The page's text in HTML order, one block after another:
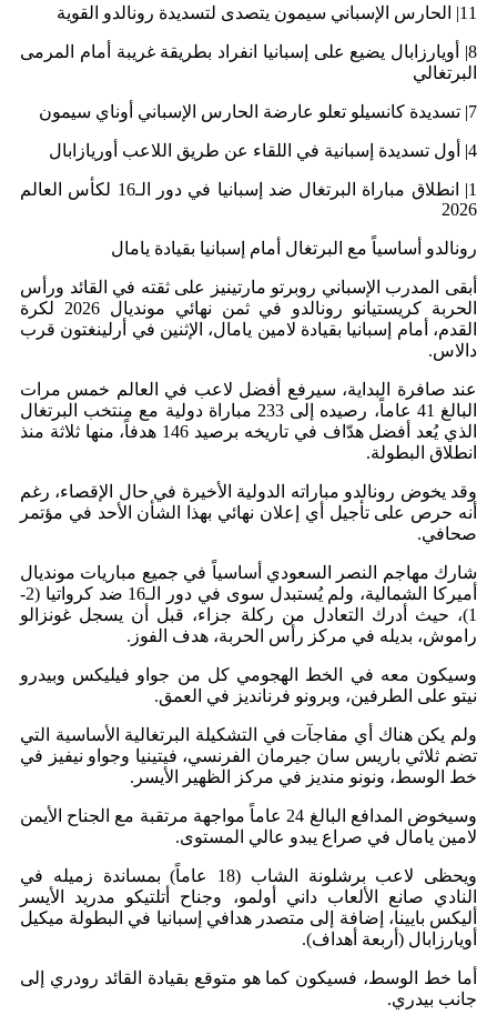
11| الحارس الإسباني سيمون يتصدى لتسديدة رونالدو القوية
8| أويارزابال يضيع على إسبانيا انفراد بطريقة غريبة أمام المرمى
البرتغالي
7| تسديدة كانسيلو تعلو عارضة الحارس الإسباني أوناي سيمون
4| أول تسديدة إسبانية في اللقاء عن طريق اللاعب أوريازابال
1| انطلاق مباراة البرتغال ضد إسبانيا في دور الـ16 لكأس العالم
2026
رونالدو أساسياً مع البرتغال أمام إسبانيا بقيادة يامال
أبقى المدرب الإسباني روبرتو مارتينيز على ثقته في القائد ورأس
الحربة كريستيانو رونالدو في ثمن نهائي مونديال 2026 لكرة
القدم، أمام إسبانيا بقيادة لامين يامال، الإثنين في أرلينغتون قرب
دالاس.
عند صافرة البداية، سيرفع أفضل لاعب في العالم خمس مرات
البالغ 41 عاماً، رصيده إلى 233 مباراة دولية مع منتخب البرتغال
الذي يُعد أفضل هدّاف في تاريخه برصيد 146 هدفاً، منها ثلاثة منذ
انطلاق البطولة.
وقد يخوض رونالدو مباراته الدولية الأخيرة في حال الإقصاء، رغم
أنه حرص على تأجيل أي إعلان نهائي بهذا الشأن الأحد في مؤتمر
صحافي.
شارك مهاجم النصر السعودي أساسياً في جميع مباريات مونديال
أميركا الشمالية، ولم يُستبدل سوى في دور الـ16 ضد كرواتيا (2-
1)، حيث أدرك التعادل من ركلة جزاء، قبل أن يسجل غونزالو
راموش، بديله في مركز رأس الحربة، هدف الفوز.
وسيكون معه في الخط الهجومي كل من جواو فيليكس وبيدرو
نيتو على الطرفين، وبرونو فرنانديز في العمق.
ولم يكن هناك أي مفاجآت في التشكيلة البرتغالية الأساسية التي
تضم ثلاثي باريس سان جيرمان الفرنسي، فيتينيا وجواو نيفيز في
خط الوسط، ونونو منديز في مركز الظهير الأيسر.
وسيخوض المدافع البالغ 24 عاماً مواجهة مرتقبة مع الجناح الأيمن
لامين يامال في صراع يبدو عالي المستوى.
ويحظى لاعب برشلونة الشاب (18 عاماً) بمساندة زميله في
النادي صانع الألعاب داني أولمو، وجناح أتلتيكو مدريد الأيسر
أليكس بايينا، إضافة إلى متصدر هدافي إسبانيا في البطولة ميكيل
أويارزابال (أربعة أهداف).
أما خط الوسط، فسيكون كما هو متوقع بقيادة القائد رودري إلى
جانب بيدري.